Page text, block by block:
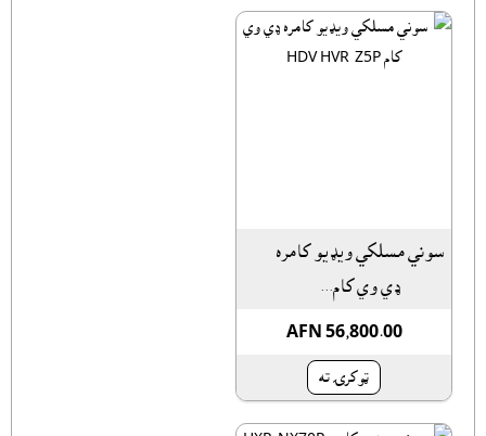
سوني مسلکي ويډيو کامره
ډي وي کام...
AFN 56,800.00
ټوکرۍ ته